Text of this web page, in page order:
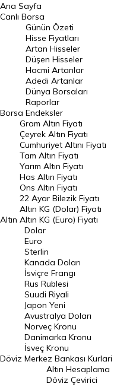
BIST 100 Hisseleri
En Çok Artan Hisseler
En Çok Düşen Hisseler
Hacmi Artanlar
Geçmiş Kapanışlar
Dünya Borsaları
Raporlar
Endeksler
DÖVİZ
Döviz Kuru
Dolar Kuru
Euro Kuru
Pound Kuru
Frank Kuru
Riyal Kuru
Avustralya Doları
Danimarka Kronu Kuru
Kanada Doları Kuru
Norveç Kronu Kuru
İsveç Kronu Kuru
Ana Sayfa
Canlı Borsa
Borsa
Günün Özeti
Hisse Fiyatları
Artan Hisseler
Düşen Hisseler
Hacmi Artanlar
Adedi Artanlar
Dünya Borsaları
Raporlar
Endeksler
Altın
Gram Altın Fiyatı
Çeyrek Altın Fiyatı
Cumhuriyet Altını Fiyatı
Tam Altın Fiyatı
Yarım Altın Fiyatı
Has Altın Fiyatı
Ons Altın Fiyatı
22 Ayar Bilezik Fiyatı
Altın KG (Dolar) Fiyatı
Altın KG (Euro) Fiyatı
Döviz
Dolar
Euro
Sterlin
Kanada Doları
İsviçre Frangı
Rus Rublesi
Suudi Riyali
Japon Yeni
Avustralya Doları
Norveç Kronu
Danimarka Kronu
İsveç Kronu
Merkez Bankası Kurlari
Altın Hesaplama
Döviz Çevirici